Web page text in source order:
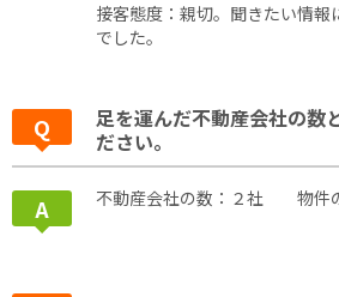
接客態度：親切。聞きたい情報
でした。
足を運んだ不動産会社の数
ださい。
不動産会社の数：２社 物件